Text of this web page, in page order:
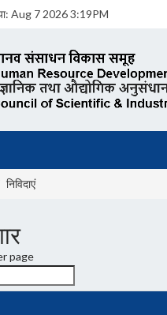
Aug 7 2026 3:19PM
निविदाएं
page